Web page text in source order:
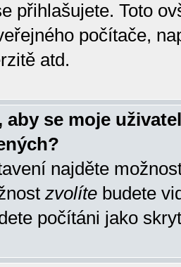
přihlašujete. Toto
počítače,
atd.
aby se moje
najděte
zvolíte budete
počítáni jako